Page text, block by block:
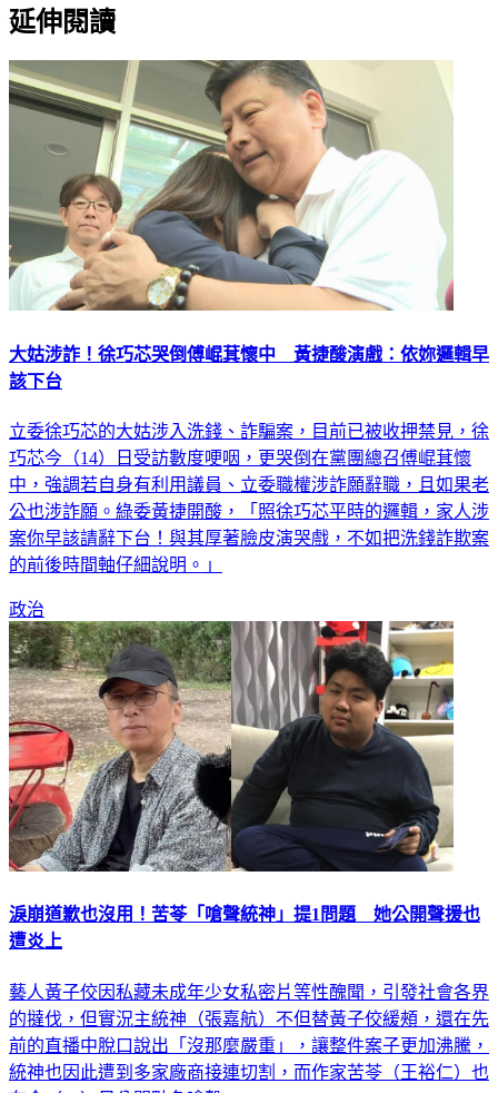
延伸閱讀
大姑涉詐！徐巧芯哭倒傅崐萁懷中 黃捷酸演戲：依妳邏輯早
該下台
立委徐巧芯的大姑涉入洗錢、詐騙案，目前已被收押禁見，徐
巧芯今（14）日受訪數度哽咽，更哭倒在黨團總召傅崐萁懷
中，強調若自身有利用議員、立委職權涉詐願辭職，且如果老
公也涉詐願。綠委黃捷開酸，「照徐巧芯平時的邏輯，家人涉
案你早該請辭下台！與其厚著臉皮演哭戲，不如把洗錢詐欺案
的前後時間軸仔細說明。」
政治
淚崩道歉也沒用！苦苓「嗆聲統神」提1問題 她公開聲援也
遭炎上
藝人黃子佼因私藏未成年少女私密片等性醜聞，引發社會各界
的撻伐，但實況主統神（張嘉航）不但替黃子佼緩頰，還在先
前的直播中脫口說出「沒那麼嚴重」，讓整件案子更加沸騰，
統神也因此遭到多家廠商接連切割，而作家苦苓（王裕仁）也